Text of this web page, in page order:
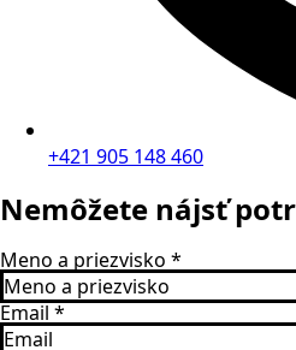
+421 905 148 460
Nemôžete nájsť
Meno a priezvisko *
Email *